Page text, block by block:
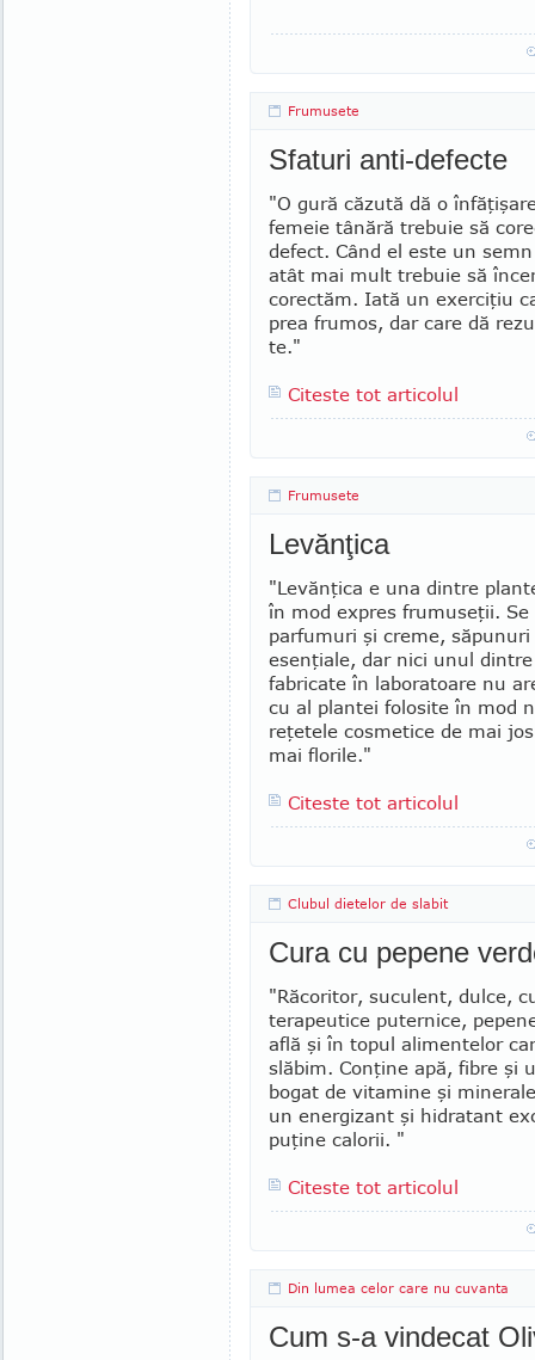
Frumusete
Sfaturi anti-defecte
"O gură căzută dă o
femeie tânără trebuie să
defect. Când el este un
atât mai mult tre­buie să
corectăm. Iată un exerciţiu
prea fru­mos, dar care dă
te."
Citeste tot articolul
Frumusete
Levănţica
"Levănţica e una dintre
în mod expres fru­mu­seţii. Se
parfumuri şi cre­­me,
esenţiale, dar nici unul
fabri­cate în laboratoare nu
cu al plantei folosite în mod
reţe­tele cos­me­tice de mai
mai florile."
Citeste tot articolul
Clubul dietelor de slabit
Cura cu pepene
"Răcoritor, suculent, dulce,
terapeutice puternice,
află şi în topul alimentelor
slăbim. Conţine apă, fibre şi
bo­gat de vitamine şi
un energizant şi hidra­tant
puţine calorii. "
Citeste tot articolul
Din lumea celor care nu cuvanta
Cum s-a vindecat